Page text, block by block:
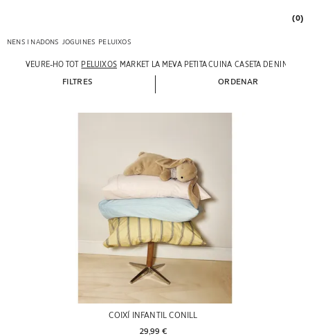
(0)
NENS I NADONS JOGUINES PELUIXOS
VEURE-HO TOT PELUIXOS MARKET LA MEVA PETITA CUINA CASETA DE NINES
FILTRES ORDENAR
COIXÍ INFANTIL CONILL
29,99 €